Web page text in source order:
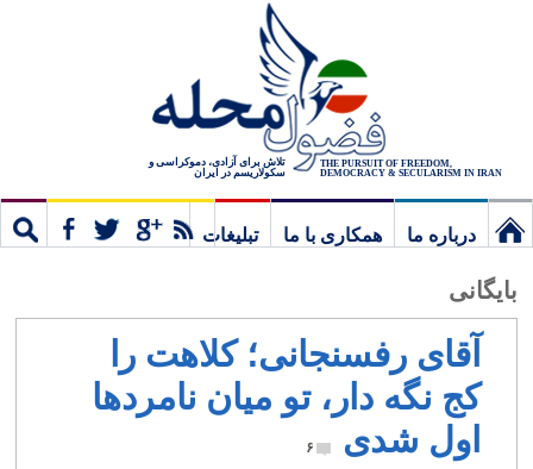
THE PURSUIT OF FREEDOM,
DEMOCRACY & SECULARISM IN IRAN
تلاش برای آزادی، دموکراسی و
سکولاریسم در ایران
درباره ما همکاری با ما
تبلیغات
بایگانی
آقای رفسنجانی؛ کلاهت را
کج نگه دار، تو میان نامردها
اول شدی
۶